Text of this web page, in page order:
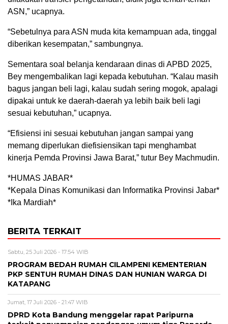
ASN,” ucapnya.
“Sebetulnya para ASN muda kita kemampuan ada, tinggal
diberikan kesempatan,” sambungnya.
Sementara soal belanja kendaraan dinas di APBD 2025,
Bey mengembalikan lagi kepada kebutuhan. “Kalau masih
bagus jangan beli lagi, kalau sudah sering mogok, apalagi
dipakai untuk ke daerah-daerah ya lebih baik beli lagi
sesuai kebutuhan,” ucapnya.
“Efisiensi ini sesuai kebutuhan jangan sampai yang
memang diperlukan diefisiensikan tapi menghambat
kinerja Pemda Provinsi Jawa Barat,” tutur Bey Machmudin.
*HUMAS JABAR*
*Kepala Dinas Komunikasi dan Informatika Provinsi Jabar*
*Ika Mardiah*
BERITA TERKAIT
Sabtu, 25 Juli 2026 - 17:54 WIB
PROGRAM BEDAH RUMAH CILAMPENI KEMENTERIAN
PKP SENTUH RUMAH DINAS DAN HUNIAN WARGA DI
KATAPANG
Jumat, 17 Juli 2026 - 21:47 WIB
DPRD Kota Bandung menggelar rapat Paripurna